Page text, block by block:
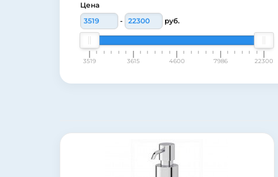
Цена
-
руб.
3519 3615 4600 7986 22300